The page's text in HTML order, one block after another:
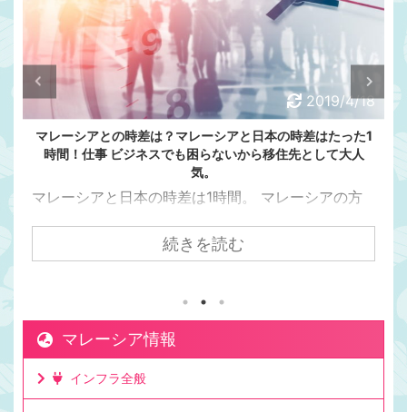
2019/4/18
マレーシアとの時差は？マレーシアと日本の時差はたった1
時間！仕事 ビジネスでも困らないから移住先として大人
気。
マレーシアと日本の時差は1時間。 マレーシアの方
意外と知られてないんですよね。 日本とマレーシア
の時差は1時間です。 マレーシアの方が日本より1時
時。朝6時はまだ真っ暗です。 ママチキ ママチキは
お弁当を作るために、マレー時間で朝5時半には起き
てますが、まだ夜中！という暗さです。 日本からク
アラルンプールまで飛行機で7時間かかるけど時差は
続きを読む
マレーシア情報
インフラ全般